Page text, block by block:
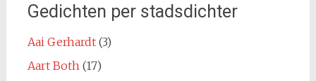
Gedichten per stadsdichter
Aai Gerhardt(3)
Aart Both (17)